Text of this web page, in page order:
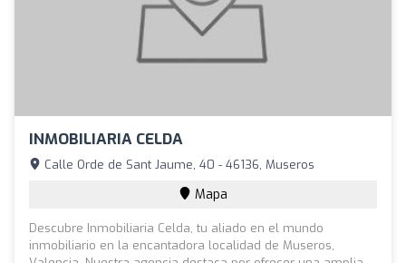
INMOBILIARIA CELDA
Calle Orde de Sant Jaume, 40 - 46136, Museros
Mapa
Descubre Inmobiliaria Celda, tu aliado en el mundo
inmobiliario en la encantadora localidad de Museros,